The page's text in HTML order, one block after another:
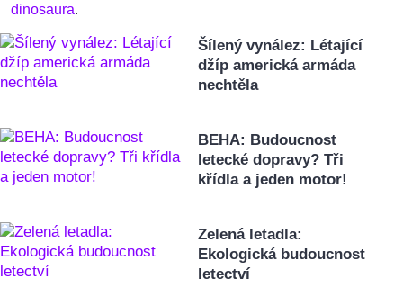
dinosaura.
Šílený vynález: Létající
džíp americká armáda
nechtěla
BEHA: Budoucnost
letecké dopravy? Tři
křídla a jeden motor!
Zelená letadla:
Ekologická budoucnost
letectví